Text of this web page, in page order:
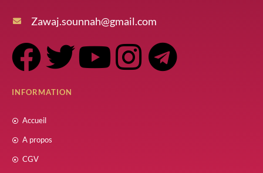
Zawaj.sounnah@gmail.com
INFORMATION
Accueil
A propos
CGV